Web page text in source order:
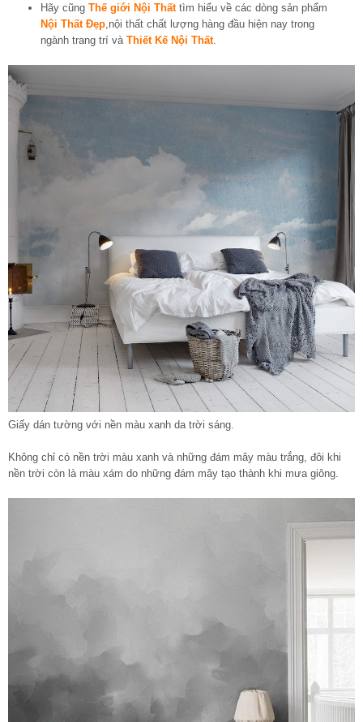
Hãy cũng Thế giới Nội Thấttìm hiểu về các dòng sản phẩm
Nội Thất Đẹp ,nội thất chất lượng hàng đầu hiện nay trong
ngành trang trí và Thiết Kế Nội Thất.
Giấy dán tường với nền màu xanh da trời sáng.
Không chỉ có nền trời màu xanh và những đám mây màu trắng, đôi khi
nền trời còn là màu xám do những đám mây tạo thành khi mưa giông.